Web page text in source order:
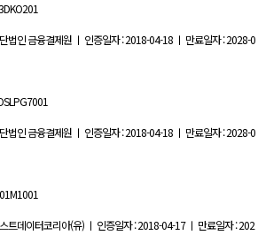
법인 금융결제원 ㅣ 인증일자 : 2018-04-18 ㅣ 만료일자 : 2028-0
법인 금융결제원 ㅣ 인증일자 : 2018-04-18 ㅣ 만료일자 : 2028-0
트데이터코리아(유) ㅣ 인증일자 : 2018-04-17 ㅣ 만료일자 : 202